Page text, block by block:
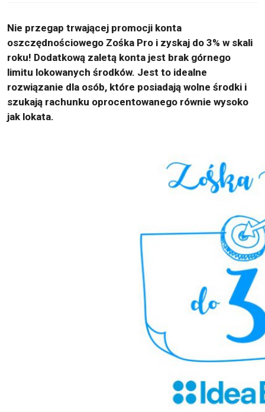
Nie przegap trwającej promocji konta
oszczędnościowego Zośka Pro i zyskaj do 3% w skali
roku! Dodatkową zaletą konta jest brak górnego
limitu lokowanych środków. Jest to idealne
rozwiązanie dla osób, które posiadają wolne środki i
szukają rachunku oprocentowanego równie wysoko
jak lokata.